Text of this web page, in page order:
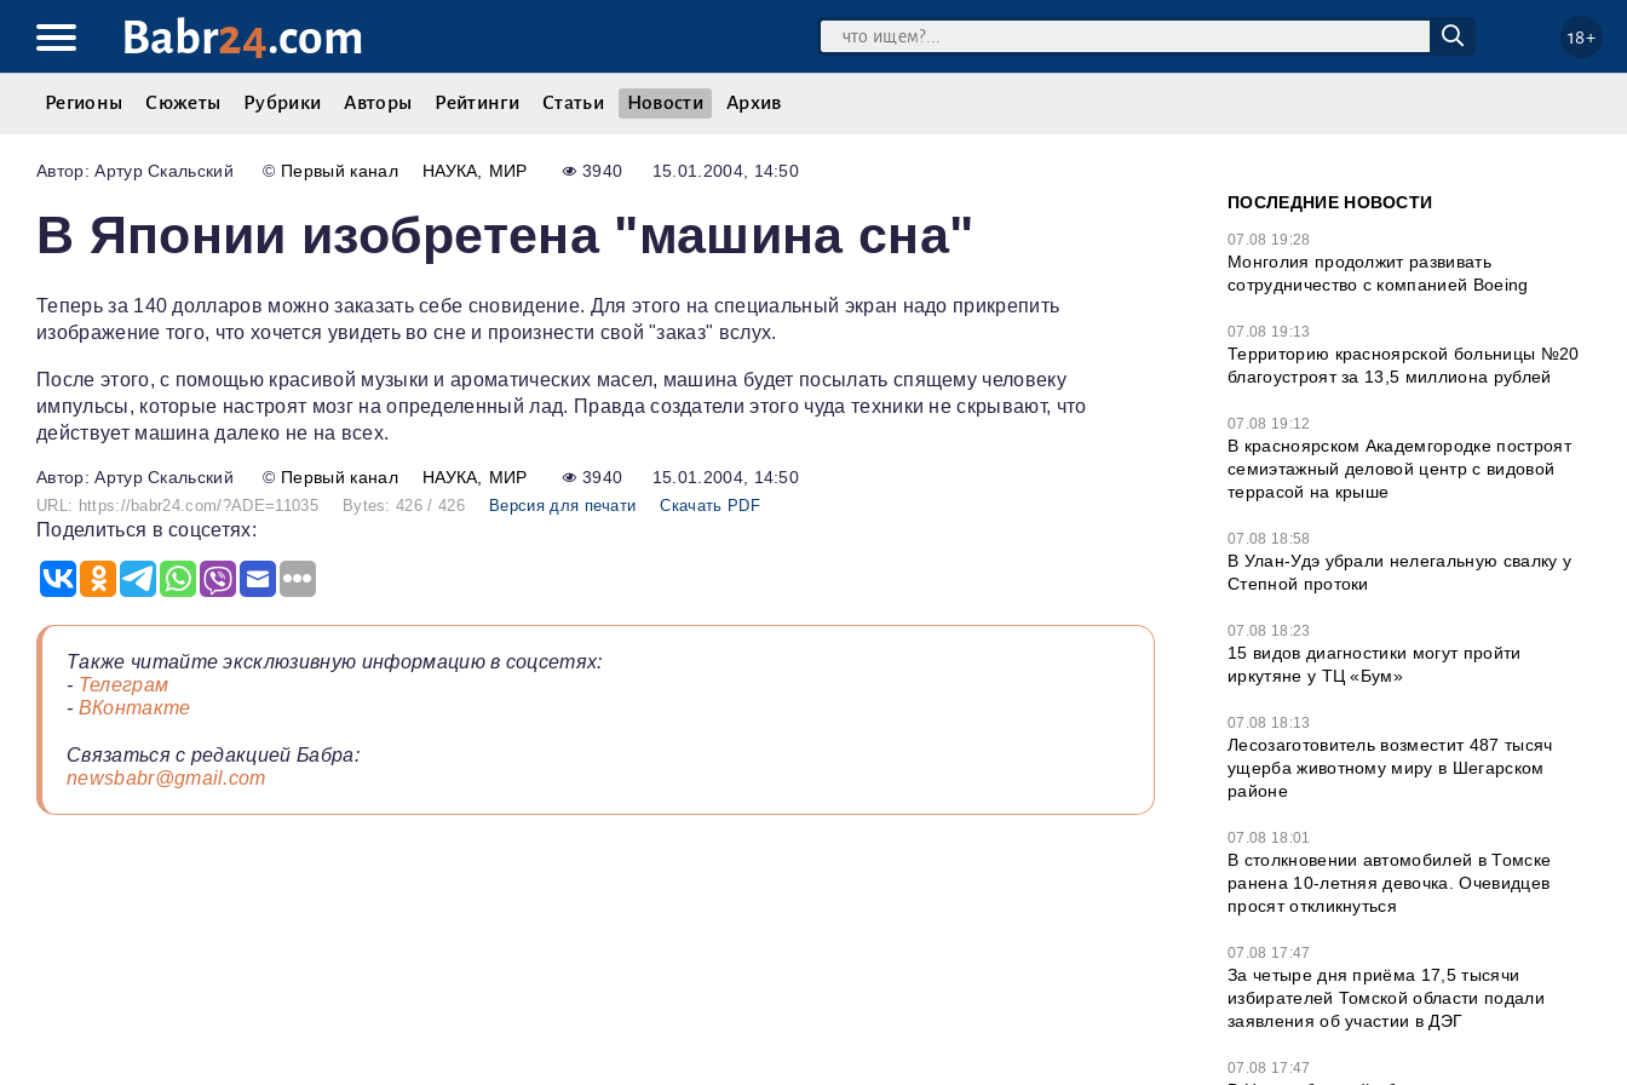
Babr24.com 18+
Регионы Сюжеты Рубрики Авторы Рейтинги Статьи Новости Архив
Артур Скальский © Первый канал НАУКА МИР 3940 15.01.2004, 14:50
В Японии изобретена "машина сна"
Теперь за 140 долларов можно заказать себе сновидение. Для этого на специальный экран надо прикрепить
изображение того, что хочется увидеть во сне и произнести свой "заказ" вслух.
После этого, с помощью красивой музыки и ароматических масел, машина будет посылать спящему человеку
импульсы, которые настроят мозг на определенный лад. Правда создатели этого чуда техники не скрывают, что
действует машина далеко не на всех.
Артур Скальский © Первый канал НАУКА МИР 3940 15.01.2004, 14:50
URL: https://babr24.com/?ADE=11035 Bytes: 426 / 426 Версия для печати Скачать PDF
Поделиться в соцсетях:
Также читайте эксклюзивную информацию в соцсетях:
- Телеграм
- ВКонтакте
Связаться с редакцией Бабра:
newsbabr@gmail.com
ПОСЛЕДНИЕ НОВОСТИ
07.08 19:28
Монголия продолжит развивать
сотрудничество с компанией Boeing
07.08 19:13
Территорию красноярской больницы №20
благоустроят за 13,5 миллиона рублей
07.08 19:12
В красноярском Академгородке построят
семиэтажный деловой центр с видовой
террасой на крыше
07.08 18:58
В Улан-Удэ убрали нелегальную свалку у
Степной протоки
07.08 18:23
15 видов диагностики могут пройти
иркутяне у ТЦ «Бум»
07.08 18:13
Лесозаготовитель возместит 487 тысяч
ущерба животному миру в Шегарском
районе
07.08 18:01
В столкновении автомобилей в Томске
ранена 10-летняя девочка. Очевидцев
просят откликнуться
07.08 17:47
За четыре дня приёма 17,5 тысячи
избирателей Томской области подали
заявления об участии в ДЭГ
07.08 17:47